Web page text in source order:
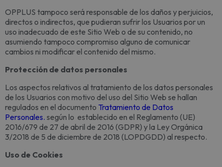
OPPLUS tampoco será responsable de los daños y perjuicios,
directos o indirectos, que pudieran sufrir los Usuarios por un
uso inadecuado de este Sitio Web o de su contenido, no
asumiendo tampoco compromiso alguno de comunicar
cambios ni modificar el contenido del mismo.
Protección de datos personales
Los aspectos relativos al tratamiento de los datos personales
de los Usuarios con motivo del uso del Sitio Web se hallan
regulados en el documento Tratamiento de Datos
Personales. según lo establecido en el Reglamento (UE)
2016/679 de 27 de abril de 2016 (GDPR) y la Ley Orgánica
3/2018 de 5 de diciembre de 2018 (LOPDGDD) al respecto.
Uso de Cookies